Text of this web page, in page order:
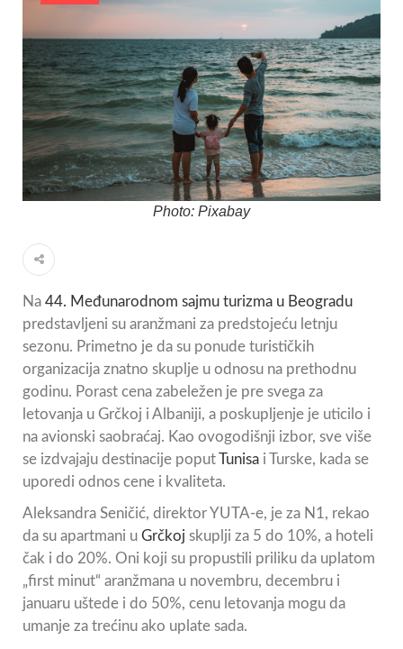
Photo: Pixabay
Na 44. Međunarodnom sajmu turizma u Beogradu
predstavljeni su aranžmani za predstojeću letnju
sezonu. Primetno je da su ponude turističkih
organizacija znatno skuplje u odnosu na prethodnu
godinu. Porast cena zabeležen je pre svega za
letovanja u Grčkoj i Albaniji, a poskupljenje je uticilo i
na avionski saobraćaj. Kao ovogodišnji izbor, sve više
se izdvajaju destinacije poputTunisa i Turske, kada se
uporedi odnos cene i kvaliteta.
Aleksandra Seničić, direktor YUTA-e, je za N1, rekao
da su apartmani u Grčkoj skuplji za 5 do 10%, a hoteli
čak i do 20%. Oni koji su propustili priliku da uplatom
„first minut“ aranžmana u novembru, decembru i
januaru uštede i do 50%, cenu letovanja mogu da
umanje za trećinu ako uplate sada.